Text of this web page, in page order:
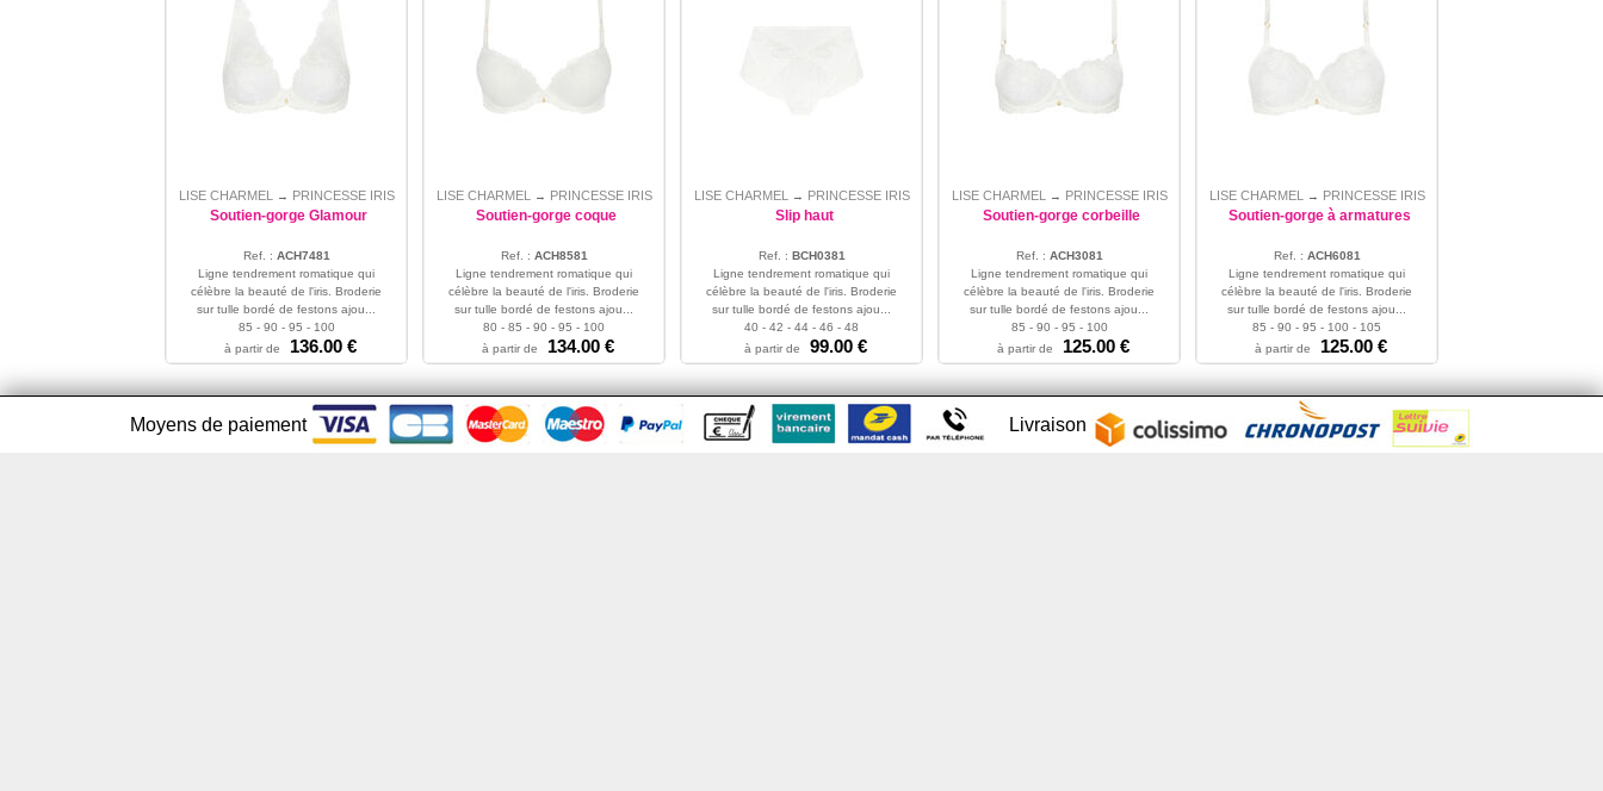
LISE CHARMEL → PRINCESSE IRIS
Soutien-gorge Glamour
Ref. : ACH7481
Ligne tendrement romatique qui
célèbre la beauté de l'iris. Broderie
sur tulle bordé de festons ajou...
85 - 90 - 95 - 100
à partir de
136.00 €
LISE CHARMEL → PRINCESSE IRIS
Soutien-gorge coque
Ref. : ACH8581
Ligne tendrement romatique qui
célèbre la beauté de l'iris. Broderie
sur tulle bordé de festons ajou...
80 - 85 - 90 - 95 - 100
à partir de
134.00 €
LISE CHARMEL → PRINCESSE IRIS
Slip haut
Ref. : BCH0381
Ligne tendrement romatique qui
célèbre la beauté de l'iris. Broderie
sur tulle bordé de festons ajou...
40 - 42 - 44 - 46 - 48
à partir de
99.00 €
LISE CHARMEL → PRINCESSE IRIS
Soutien-gorge corbeille
Ref. : ACH3081
Ligne tendrement romatique qui
célèbre la beauté de l'iris. Broderie
sur tulle bordé de festons ajou...
85 - 90 - 95 - 100
à partir de
125.00 €
LISE CHARMEL → PRINCESSE IRIS
Soutien-gorge à armatures
Ref. : ACH6081
Ligne tendrement romatique qui
célèbre la beauté de l'iris. Broderie
sur tulle bordé de festons ajou...
85 - 90 - 95 - 100 - 105
à partir de
125.00 €
Moyens de paiement Livraison